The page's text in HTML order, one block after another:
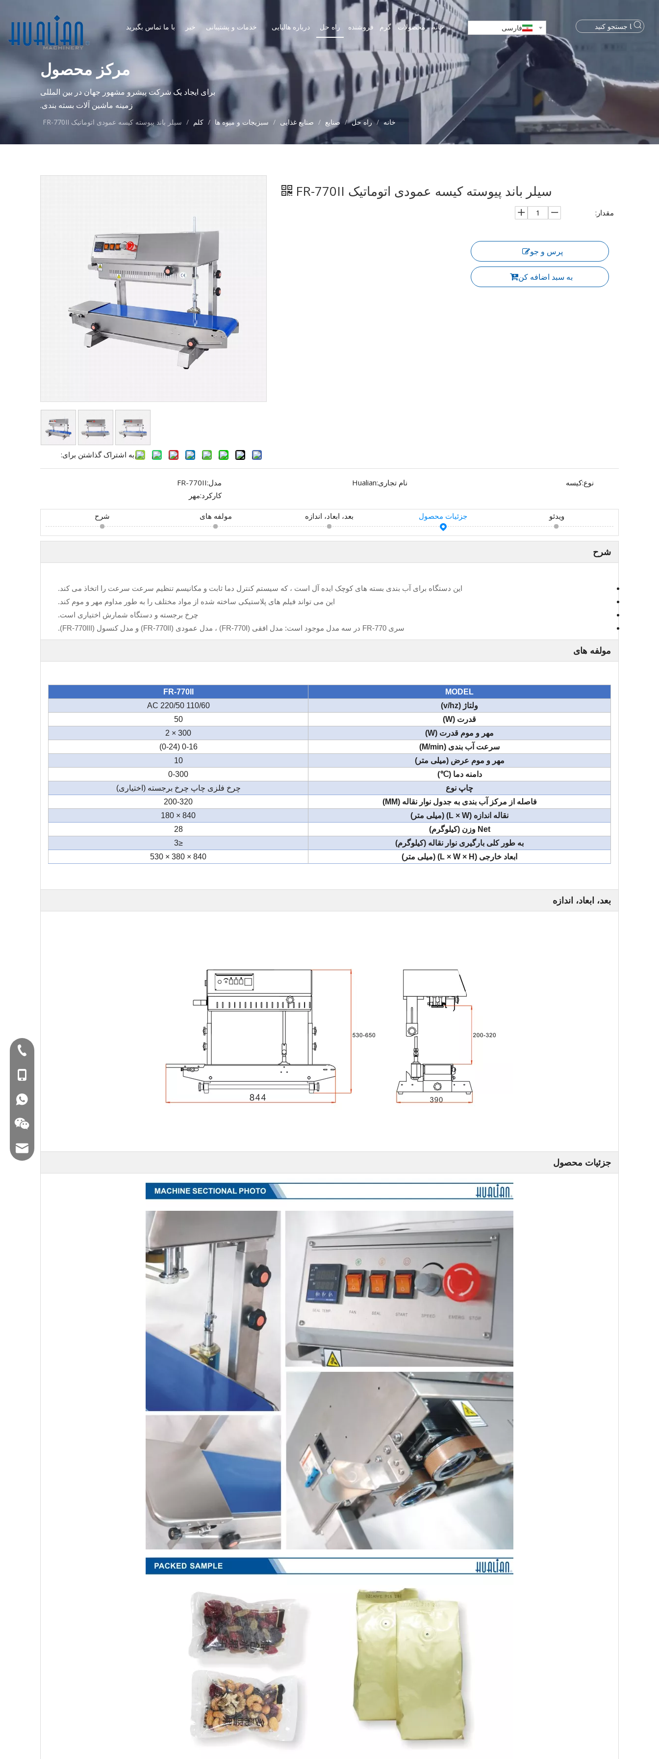
خانه محصولات گرم فروشنده راه حل درباره هالیایی خدمات و پشتیبانی خبر با ما تماس بگیرید فارسی
مرکز محصول
برای ایجاد یک شرکت پیشرو مشهور جهان در بین المللی
زمینه ماشین آلات بسته بندی.
خانه / راه حل / صنایع / صنایع غذایی / سبزیجات و میوه ها / کلم / سیلر باند پیوسته کیسه عمودی اتوماتیک FR-770II
به اشتراک گذاشتن برای:
سیلر باند پیوسته کیسه عمودی اتوماتیک FR-770II
مقدار:
پرس و جو
به سبد اضافه کن
مدل:FR-770II نام تجاری:Hualian نوع:کیسه
کارکرد:مهر
شرح مولفه های بعد، ابعاد، اندازه جزئیات محصول ویدئو
شرح
این دستگاه برای آب بندی بسته های کوچک ایده آل است ، که سیستم کنترل دما ثابت و مکانیسم تنظیم سرعت سرعت را اتخاذ می کند.
این می تواند فیلم های پلاستیکی ساخته شده از مواد مختلف را به طور مداوم مهر و موم کند.
چرخ برجسته و دستگاه شمارش اختیاری است.
سری FR-770 در سه مدل موجود است: مدل افقی (FR-770I) ، مدل عمودی (FR-770II) و مدل کنسول (FR-770III).
مولفه های
MODEL
FR-770II
ولتاژ (v/hz)
AC 220/50 110/60
قدرت (W)
50
مهر و موم قدرت (W)
300 × 2
سرعت آب بندی (M/min)
0-16 (0-24)
مهر و موم عرض (میلی متر)
10
دامنه دما (℃)
0-300
چاپ نوع
چرخ فلزی چاپ چرخ برجسته (اختیاری)
فاصله از مرکز آب بندی به جدول نوار نقاله (MM)
200-320
نقاله اندازه (L × W) (میلی متر)
840 × 180
Net وزن (کیلوگرم)
28
به طور کلی بارگیری نوار نقاله (کیلوگرم)
≤3
ابعاد خارجی (L × W × H) (میلی متر)
840 × 380 × 530
بعد، ابعاد، اندازه
جزئیات محصول
WA: 0086 18858715170
ایمیل: hl@hualian.biz